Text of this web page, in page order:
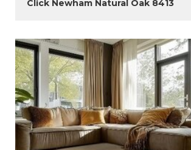
Click Newham Natural Oak 8413